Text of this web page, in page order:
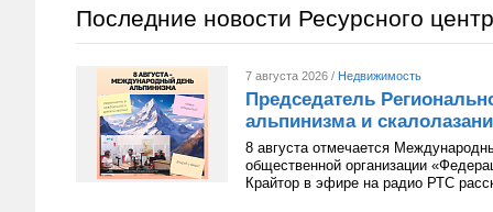
Последние новости Ресурсного
7 августа 2026 / Недвижимость
Председатель
альпинизма и
8 августа отмечается
общественной организации
Крайтор в эфире на радио РТС